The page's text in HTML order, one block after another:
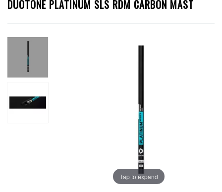
Vul hem met producten.
DUOTONE PLATINUM SLS RDM CARBON MAST
Tap to expand